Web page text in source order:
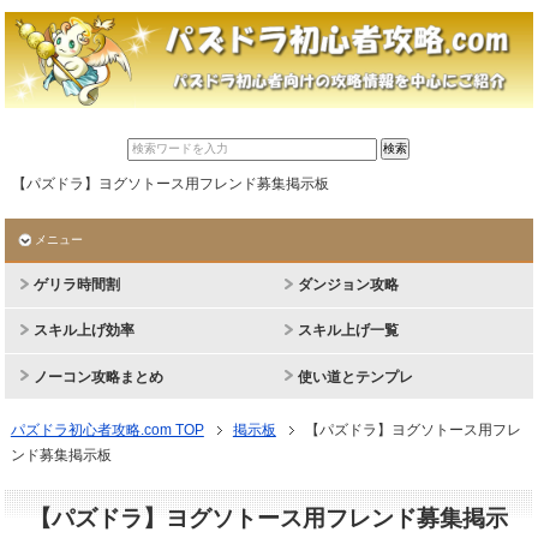
【パズドラ】ヨグソトース用フレンド募集掲示板
メニュー
ゲリラ時間割 ダンジョン攻略
スキル上げ効率 スキル上げ一覧
ノーコン攻略まとめ 使い道とテンプレ
パズドラ初心者攻略.com TOP 掲示板
【パズドラ】ヨグソトース用フレ
ンド募集掲示板
【パズドラ】ヨグソトース用フレンド募集掲示